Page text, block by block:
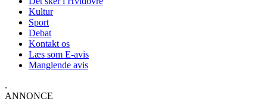
Kultur
Sport
Debat
Kontakt os
Læs som E-avis
Manglende avis
.
ANNONCE